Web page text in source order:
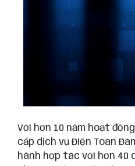
Với hơn 10 năm hoạt
cấp dịch vụ Điện Toán
hành hợp tác với hơn 40